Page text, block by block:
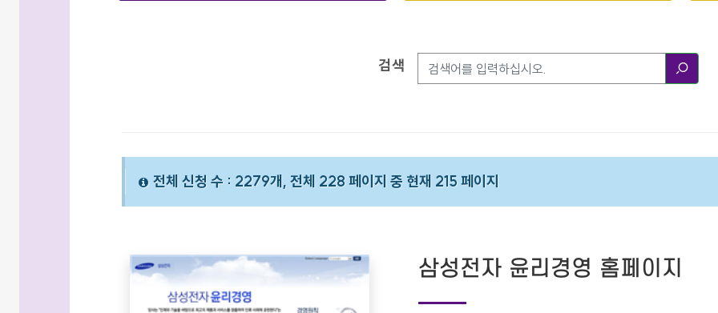
검색
전체 신청 수 : 2279개, 전체 228 페이지 중 현재 215 페이지
삼성전자 윤리경영 홈페이지